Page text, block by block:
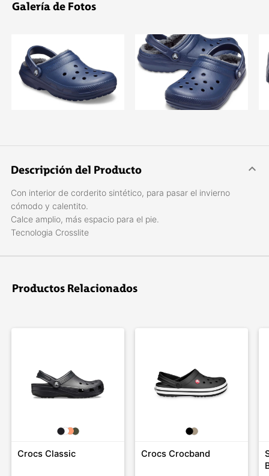
Galería de Fotos
Descripción del Producto
Con interior de corderito sintético, para pasar el invierno
cómodo y calentito.
Calce amplio, más espacio para el pie.
Tecnologia Crosslite
Productos Relacionados
Crocs Classic Crocs Crocband